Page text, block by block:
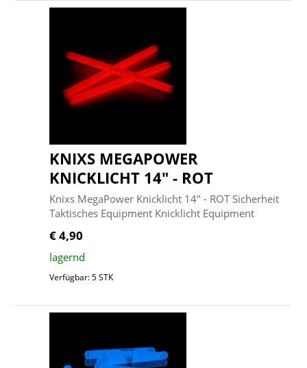
KNIXS MEGAPOWER
KNICKLICHT 14" - ROT
Knixs MegaPower Knicklicht 14" - ROT Sicherheit
Taktisches Equipment Knicklicht Equipment
€ 4,90
lagernd
Verfügbar: 5 STK